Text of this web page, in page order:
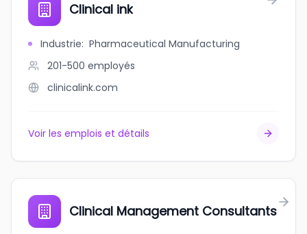
Clinical ink
Industrie: Pharmaceutical Manufacturing
201-500 employés
clinicalink.com
Voir les emplois et détails
Clinical Management Consultants